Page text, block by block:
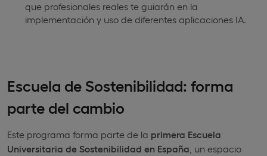
que profesionales reales te guiarán en la
implementación y uso de diferentes aplicaciones IA.
Escuela de Sostenibilidad: forma
parte del cambio
Este programa forma parte de la primera Escuela
Universitaria de Sostenibilidad en España , un espacio